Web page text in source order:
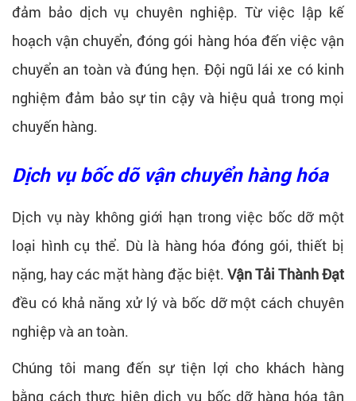
đảm bảo dịch vụ chuyên nghiệp. Từ việc lập kế
hoạch vận chuyển, đóng gói hàng hóa đến việc vận
chuyển an toàn và đúng hẹn. Đội ngũ lái xe có kinh
nghiệm đảm bảo sự tin cậy và hiệu quả trong mọi
chuyến hàng.
Dịch vụ bốc dỡ vận chuyển hàng hóa​
Dịch vụ này không giới hạn trong việc bốc dỡ một
loại hình cụ thể. Dù là hàng hóa đóng gói, thiết bị
nặng, hay các mặt hàng đặc biệt. Vận Tải Thành Đạt
đều có khả năng xử lý và bốc dỡ một cách chuyên
nghiệp và an toàn.
Chúng tôi mang đến sự tiện lợi cho khách hàng
bằng cách thực hiện dịch vụ bốc dỡ hàng hóa tận